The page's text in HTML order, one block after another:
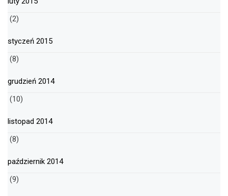
(2)
styczeń 2015
(8)
grudzień 2014
(10)
listopad 2014
(8)
październik 2014
(9)